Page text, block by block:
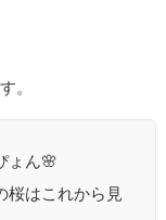
。
ょん🌸
桜はこれから見